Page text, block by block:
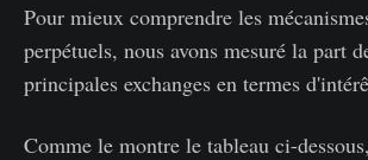
Pour mieux comprendre les
perpétuels, nous avons mesuré la part
principales exchanges en termes
Comme le montre le tableau ci-